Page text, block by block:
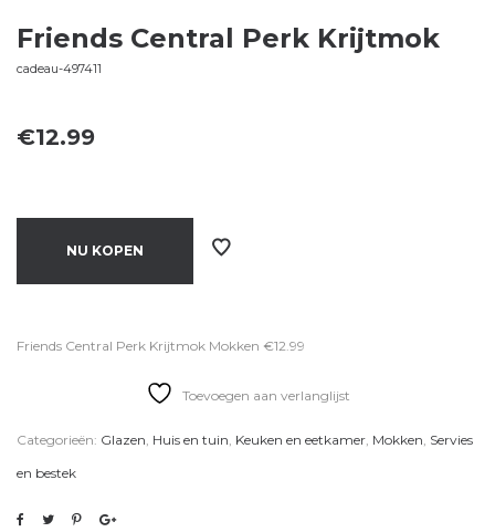
Friends Central Perk Krijtmok
cadeau-497411
€12.99
NU KOPEN
Friends Central Perk Krijtmok Mokken €12.99
Toevoegen aan verlanglijst
Categorieën: Glazen, Huis en tuin, Keuken en eetkamer, Mokken, Servies
en bestek